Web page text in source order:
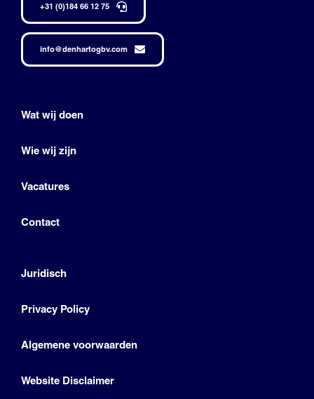
+31 (0)184 66 12 75
info@denhartogbv.com
Wat wij doen
Wie wij zijn
Vacatures
Contact
Juridisch
Privacy Policy
Algemene voorwaarden
Website Disclaimer